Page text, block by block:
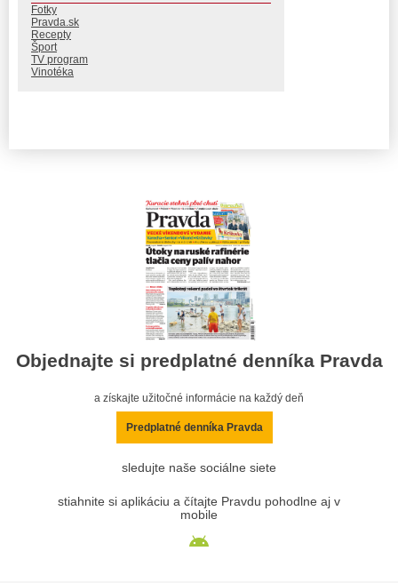
Fotky
Pravda.sk
Recepty
Šport
TV program
Vinotéka
Objednajte si predplatné denníka Pravda
a získajte užitočné informácie na každý deň
Predplatné denníka Pravda
sledujte naše sociálne siete
stiahnite si aplikáciu a čítajte Pravdu pohodlne aj v
mobile